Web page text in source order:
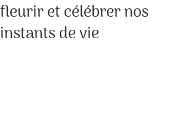
fleurir et célébrer nos
instants de vie